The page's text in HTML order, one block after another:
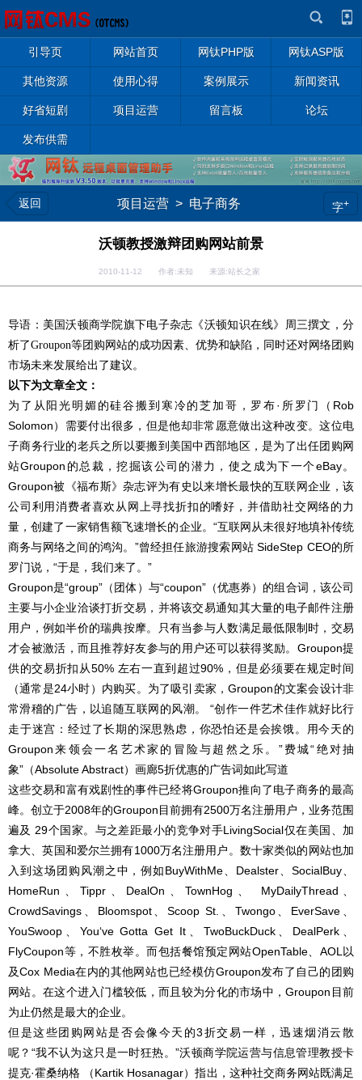
引导页 网站首页 网钛PHP版 网钛ASP版
其他资源 使用心得 案例展示 新闻资讯
好省短剧 项目运营 留言板 论坛
发布供需
返回 项目运营 > 电子商务 字+
沃顿教授激辩团购网站前景
2010-11-12 作者:未知 来源:站长之家
导语：美国沃顿商学院旗下电子杂志《沃顿知识在线》周三撰文，分
析了Groupon等团购网站的成功因素、优势和缺陷，同时还对网络团购
市场未来发展给出了建议。
以下为文章全文：
为了从阳光明媚的硅谷搬到寒冷的芝加哥，罗布·所罗门（Rob
Solomon）需要付出很多，但是他却非常愿意做出这种改变。这位电
子商务行业的老兵之所以要搬到美国中西部地区，是为了出任团购网
站Groupon的总裁，挖掘该公司的潜力，使之成为下一个eBay。
Groupon被《福布斯》杂志评为有史以来增长最快的互联网企业，该
公司利用消费者喜欢从网上寻找折扣的嗜好，并借助社交网络的力
量，创建了一家销售额飞速增长的企业。“互联网从未很好地填补传统
商务与网络之间的鸿沟。”曾经担任旅游搜索网站 SideStep CEO的所
罗门说，“于是，我们来了。”
Groupon是“group”（团体）与“coupon”（优惠券）的组合词，该公司
主要与小企业洽谈打折交易，并将该交易通知其大量的电子邮件注册
用户，例如半价的瑞典按摩。只有当参与人数满足最低限制时，交易
才会被激活，而且推荐好友参与的用户还可以获得奖励。Groupon提
供的交易折扣从50% 左右一直到超过90%，但是必须要在规定时间
（通常是24小时）内购买。为了吸引卖家，Groupon的文案会设计非
常滑稽的广告，以追随互联网的风潮。 “创作一件艺术佳作就好比行
走于迷宫：经过了长期的深思熟虑，你恐怕还是会挨饿。用今天的
Groupon来领会一名艺术家的冒险与超然之乐。”费城“绝对抽
象”（Absolute Abstract）画廊5折优惠的广告词如此写道
这些交易和富有戏剧性的事件已经将Groupon推向了电子商务的最高
峰。创立于2008年的Groupon目前拥有2500万名注册用户，业务范围
遍及 29个国家。与之差距最小的竞争对手LivingSocial仅在美国、加
拿大、英国和爱尔兰拥有1000万名注册用户。数十家类似的网站也加
入到这场团购风潮之中，例如BuyWithMe、Dealster、SocialBuy、
HomeRun、Tippr、DealOn、TownHog、 MyDailyThread、
CrowdSavings、Bloomspot、Scoop St.、Twongo、EverSave、
YouSwoop、You‘ve Gotta Get It、TwoBuckDuck、DealPerk、
FlyCoupon等，不胜枚举。而包括餐馆预定网站OpenTable、AOL以
及Cox Media在内的其他网站也已经模仿Groupon发布了自己的团购
网站。在这个进入门槛较低，而且较为分化的市场中，Groupon目前
为止仍然是最大的企业。
但是这些团购网站是否会像今天的3折交易一样，迅速烟消云散
呢？“我不认为这只是一时狂热。”沃顿商学院运营与信息管理教授卡
提克·霍桑纳格 （Kartik Hosanagar）指出，这种社交商务网站既满足